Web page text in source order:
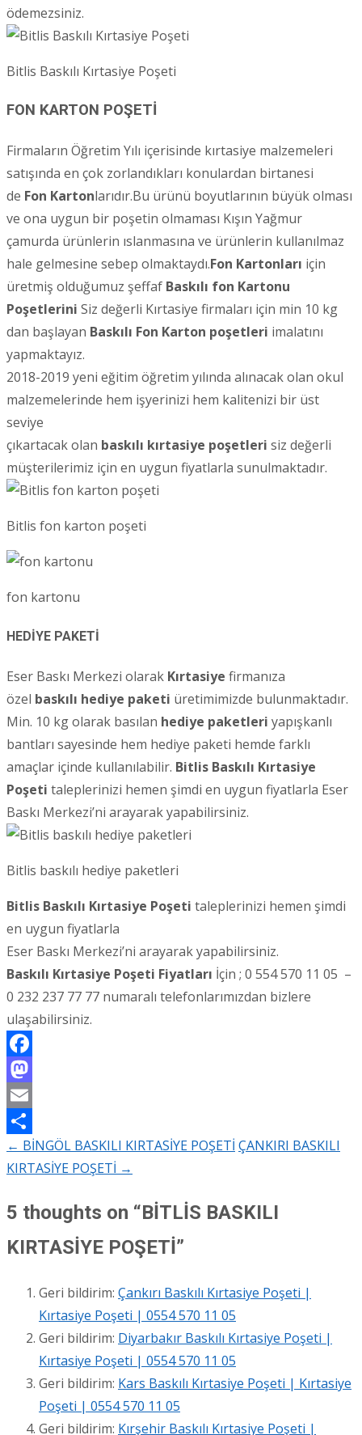
ödemezsiniz.
Bitlis Baskılı Kırtasiye Poşeti
FON KARTON POŞETİ
Firmaların Öğretim Yılı içerisinde kırtasiye malzemeleri
satışında en çok zorlandıkları konulardan birtanesi
de Fon Kartonlarıdır.Bu ürünü boyutlarının büyük olması
ve ona uygun bir poşetin olmaması Kışın Yağmur
çamurda ürünlerin ıslanmasına ve ürünlerin kullanılmaz
hale gelmesine sebep olmaktaydı.Fon Kartonları için
üretmiş olduğumuz şeffaf Baskılı fon Kartonu
Poşetlerini Siz değerli Kırtasiye firmaları için min 10 kg
dan başlayan Baskılı Fon Karton poşetleri imalatını
yapmaktayız.
2018-2019 yeni eğitim öğretim yılında alınacak olan okul
malzemelerinde hem işyerinizi hem kalitenizi bir üst
seviye
çıkartacak olan baskılı kırtasiye poşetleri siz değerli
müşterilerimiz için en uygun fiyatlarla sunulmaktadır.
Bitlis fon karton poşeti
fon kartonu
HEDİYE PAKETİ
Eser Baskı Merkezi olarak Kırtasiye firmanıza
özel baskılı hediye paketi üretimimizde bulunmaktadır.
Min. 10 kg olarak basılan hediye paketleri yapışkanlı
bantları sayesinde hem hediye paketi hemde farklı
amaçlar içinde kullanılabilir. Bitlis Baskılı Kırtasiye
Poşeti taleplerinizi hemen şimdi en uygun fiyatlarla Eser
Baskı Merkezi’ni arayarak yapabilirsiniz.
Bitlis baskılı hediye paketleri
Bitlis Baskılı Kırtasiye Poşeti taleplerinizi hemen şimdi
en uygun fiyatlarla
Eser Baskı Merkezi’ni arayarak yapabilirsiniz.
Baskılı Kırtasiye Poşeti Fiyatları İçin ; 0 554 570 11 05 –
0 232 237 77 77 numaralı telefonlarımızdan bizlere
ulaşabilirsiniz.
Facebook
Mastodon
Email
Share
Post
← BİNGÖL BASKILI KIRTASİYE POŞETİ ÇANKIRI BASKILI
KIRTASİYE POŞETİ →
5 thoughts on “BİTLİS BASKILI
KIRTASİYE POŞETİ”
Geri bildirim: Çankırı Baskılı Kırtasiye Poşeti |
Kırtasiye Poşeti | 0554 570 11 05
Geri bildirim: Diyarbakır Baskılı Kırtasiye Poşeti |
Kırtasiye Poşeti | 0554 570 11 05
Geri bildirim: Kars Baskılı Kırtasiye Poşeti | Kırtasiye
Poşeti | 0554 570 11 05
Geri bildirim: Kırşehir Baskılı Kırtasiye Poşeti |